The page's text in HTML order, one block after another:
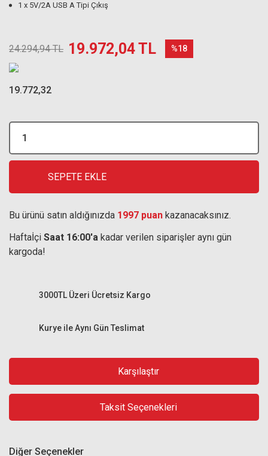
1 x 5V/2A USB A Tipi Çıkış
24.294,94 TL 19.972,04 TL %18
19.772,32
SEPETE EKLE
Bu ürünü satın aldığınızda 1997 puan kazanacaksınız.
Haftaİçi Saat 16:00'a kadar verilen siparişler aynı gün
kargoda!
Kurye ile Aynı Gün Teslimat
3000TL Üzeri Ücretsiz Kargo
Karşılaştır
Taksit Seçenekleri
Diğer Seçenekler